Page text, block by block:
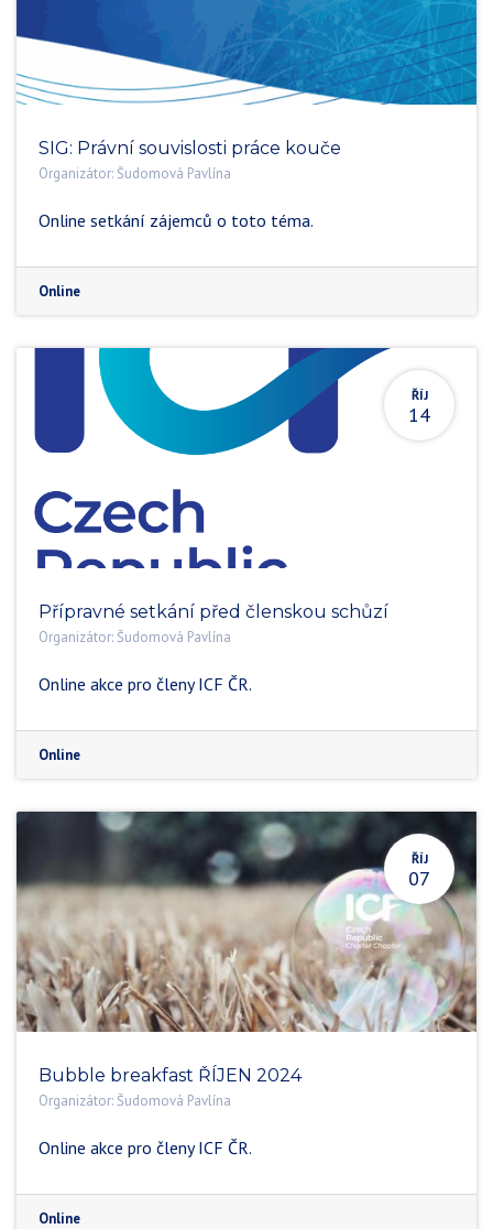
SIG: Právní souvislosti práce kouče
Organizátor: Šudomová Pavlína
Online setkání zájemců o toto téma.
Online
ŘÍJ
14
Přípravné setkání před členskou schůzí
Organizátor: Šudomová Pavlína
Online akce pro členy ICF ČR.
Online
ŘÍJ
07
Bubble breakfast ŘÍJEN 2024
Organizátor: Šudomová Pavlína
Online akce pro členy ICF ČR.
Online